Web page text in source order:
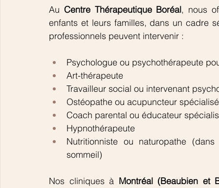
Au Centre Thérapeutique Boréal, nous
enfants et leurs familles, dans un cadre
professionnels peuvent intervenir :
Psychologue ou psychothérapeute
Art-thérapeute
Travailleur social ou intervenant
Ostéopathe ou acupuncteur
Coach parental ou éducateur
Hypnothérapeute
Nutritionniste ou naturopathe
sommeil)
Nos cliniques à Montréal (Beaubien et